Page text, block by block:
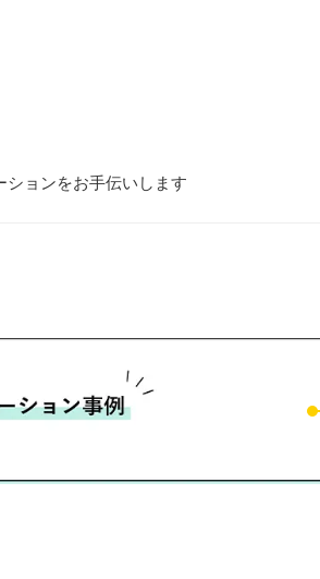
ョンをお手伝いします